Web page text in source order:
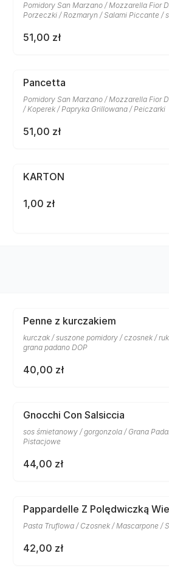
Pomidory San Marzano / Mozzarella Fior
Porzeczki / Rozmaryn / Salami Piccante /
51,00 zł
Pancetta
Pomidory San Marzano / Mozzarella Fior
/ Koperek / Papryka Grillowana / Peiczarki
51,00 zł
KARTON
1,00 zł
Penne z kurczakiem
kurczak / suszone pomidory / czosnek /
grana padano DOP
40,00 zł
Gnocchi Con Salsiccia
sos śmietanowy / gorgonzola / Grana
Pistacjowe
44,00 zł
Pappardelle Z Polędwiczką
Pasta Truflowa / Czosnek / Mascarpone /
42,00 zł